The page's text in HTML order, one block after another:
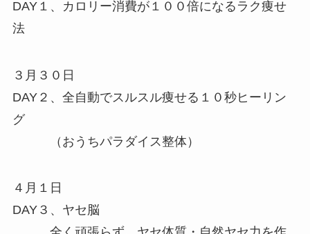
DAY１、カロリー消費が１００倍になるラク痩せ
法
３月３０日
DAY２、全自動でスルスル痩せる１０秒ヒーリン
グ
（おうちパラダイス整体）
４月１日
DAY３、ヤセ脳